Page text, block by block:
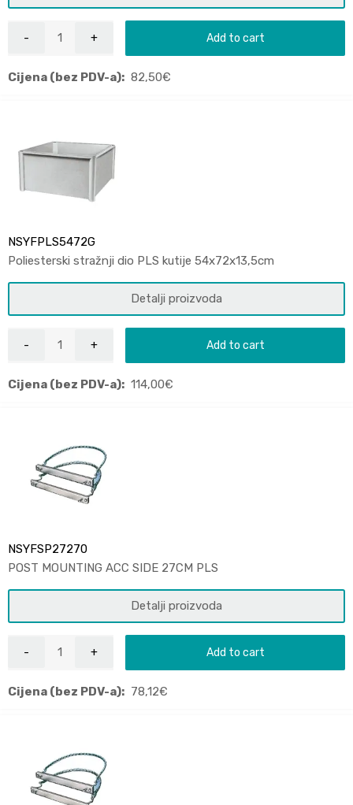
Add to cart
Cijena (bez PDV-a): 82,50€
NSYFPLS5472G
Poliesterski stražnji dio PLS kutije 54x72x13,5cm
Detalji proizvoda
Add to cart
Cijena (bez PDV-a): 114,00€
NSYFSP27270
POST MOUNTING ACC SIDE 27CM PLS
Detalji proizvoda
Add to cart
Cijena (bez PDV-a): 78,12€